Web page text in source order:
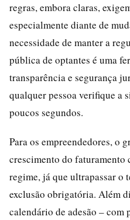
regras, embora claras,
especialmente diante de
necessidade de manter a
pública de optantes é uma
transparência e segurança
qualquer pessoa verifique a
poucos segundos.
Para os empreendedores, o
crescimento do faturamento
regime, já que ultrapassar o
exclusão obrigatória. Além
calendário de adesão – com